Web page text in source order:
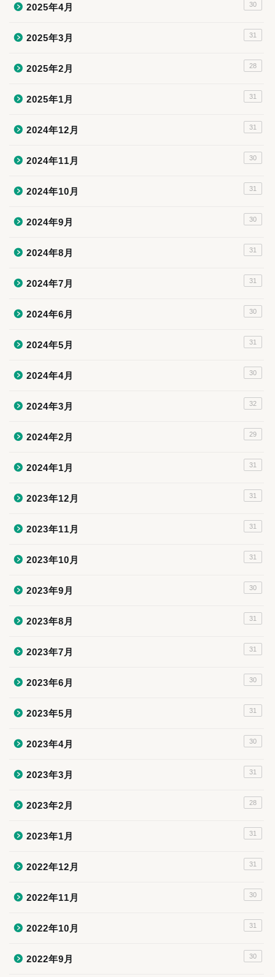
2025年4月 30
2025年3月 31
2025年2月 28
2025年1月 31
2024年12月 31
2024年11月 30
2024年10月 31
2024年9月 30
2024年8月 31
2024年7月 31
2024年6月 30
2024年5月 31
2024年4月 30
2024年3月 32
2024年2月 29
2024年1月 31
2023年12月 31
2023年11月 31
2023年10月 31
2023年9月 30
2023年8月 31
2023年7月 31
2023年6月 30
2023年5月 31
2023年4月 30
2023年3月 31
2023年2月 28
2023年1月 31
2022年12月 31
2022年11月 30
2022年10月 31
2022年9月 30